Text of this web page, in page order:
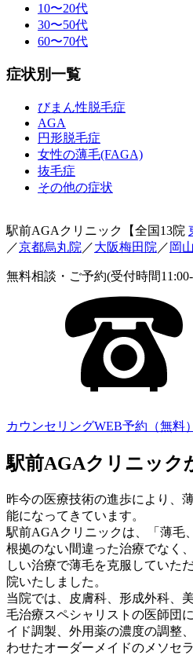
10〜20代
30〜50代
60〜70代
症状別一覧
びまん性脱毛症
AGA
円形脱毛症
女性の薄毛(FAGA)
抜毛症
その他の症状
駅前AGAクリニック【全国13院
／京都烏丸院 ／大阪梅田院 ／ 岡
無料相談・ご予約(受付時間
カウンセリングWEB予約（無料）
駅前AGAクリニック
昨今の医療技術の進歩により、
能になってきています。
駅前AGAクリニックは、「薄毛
根拠のない間違った治療でなく
しい治療で薄毛を克服していた
院いたしました。
当院では、皮膚科、形成外科、
毛治療スペシャリストの医師団
イド調製、外用薬の濃度の調整
わせたオーダーメイドのメソセ